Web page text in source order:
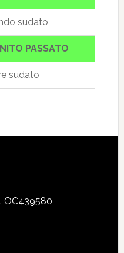
sudato
PASSATO
sudato
OC439580